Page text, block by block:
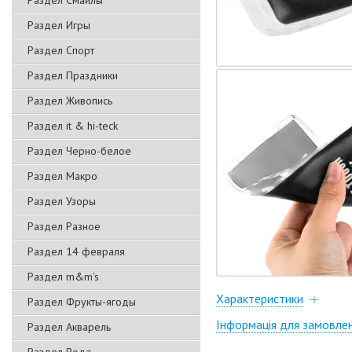
Раздел Игры
Раздел Спорт
Раздел Праздники
Раздел Живопись
Раздел it & hi-teck
Раздел Черно-белое
Раздел Макро
Раздел Узоры
Раздел Разное
Раздел 14 февраля
Раздел m&m's
Раздел Фрукты-ягоды
Раздел Акварель
Характеристики
Інформація для